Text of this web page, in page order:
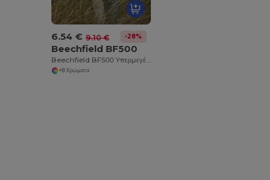
6.54 € 9.10 € -28%
Beechfield BF500
+8 Χρώματα